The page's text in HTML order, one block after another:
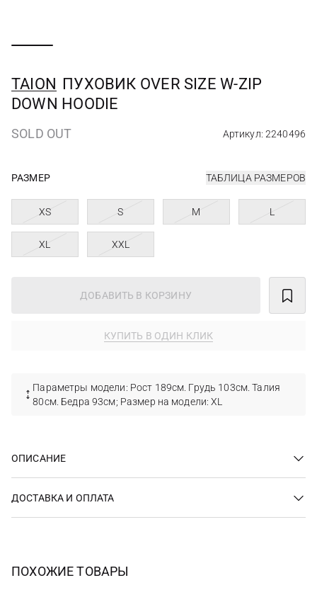
TAION ПУХОВИК OVER SIZE W-ZIP
DOWN HOODIE
SOLD OUT Артикул: 2240496
РАЗМЕР ТАБЛИЦА РАЗМЕРОВ
XS S M L
XL XXL
ДОБАВИТЬ В КОРЗИНУ
КУПИТЬ В ОДИН КЛИК
Параметры модели: Рост 189см. Грудь 103см. Талия
80см. Бедра 93см; Размер на модели: XL
ОПИСАНИЕ
ДОСТАВКА И ОПЛАТА
ПОХОЖИЕ ТОВАРЫ